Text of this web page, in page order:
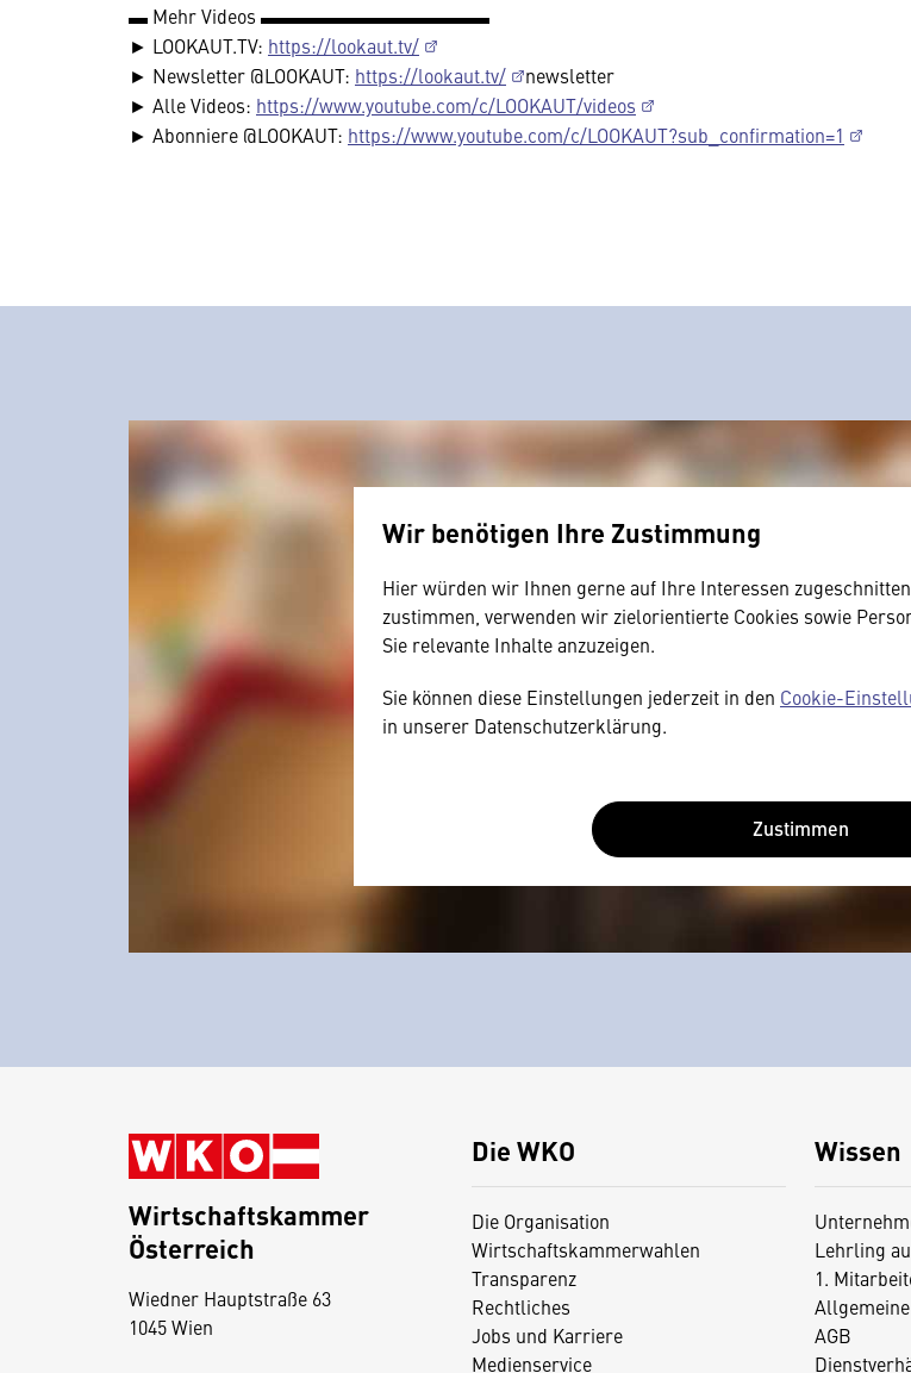
▬ Mehr Videos ▬▬▬▬▬▬▬▬▬▬▬▬
► LOOKAUT.TV: https://lookaut.tv/
► Newsletter @LOOKAUT: https://lookaut.tv/
newsletter
► Alle Videos: https://www.youtube.com/c/LOOKAUT/videos
► Abonniere @LOOKAUT: https://www.youtube.com/c/LOOKAUT?sub_confirmation=1
Wir benötigen Ihre Zustimmung
Hier würden wir Ihnen gerne auf Ihre Interessen
zustimmen, verwenden wir zielorientierte Cookies sowie
Sie relevante Inhalte anzuzeigen.
Sie können diese Einstellungen jederzeit in den Cookie-
in unserer Datenschutzerklärung.
Zustimmen
Die WKO
Die Organisation
Wirtschaftskammerwahlen
Transparenz
Rechtliches
Jobs und Karriere
Medienservice
Wissen
Lehrling
1.
AGB
Wirtschaftskammer
Österreich
Wiedner Hauptstraße 63
1045 Wien